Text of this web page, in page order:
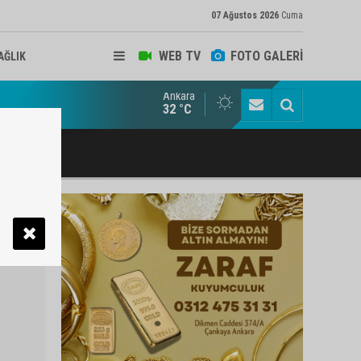
07 Ağustos 2026 Cuma
WEB TV FOTO GALERİ
ve Arabulucu Rüstem Yiğit Ahizer'e ziyaretçi akını
Ankara
32 °C